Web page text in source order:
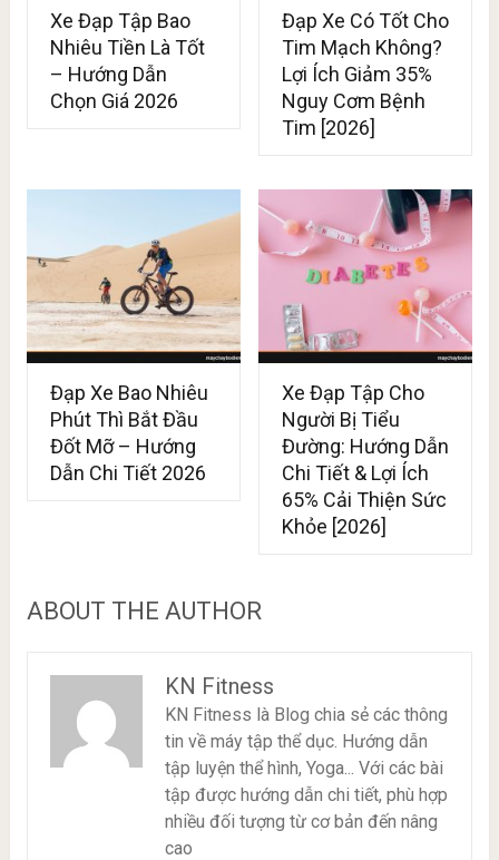
Xe Đạp Tập Bao
Nhiêu Tiền Là Tốt
– Hướng Dẫn
Chọn Giá 2026
Đạp Xe Có Tốt Cho
Tim Mạch Không?
Lợi Ích Giảm 35%
Nguy Cơm Bệnh
Tim [2026]
Đạp Xe Bao Nhiêu
Phút Thì Bắt Đầu
Đốt Mỡ – Hướng
Dẫn Chi Tiết 2026
Xe Đạp Tập Cho
Người Bị Tiểu
Đường: Hướng Dẫn
Chi Tiết & Lợi Ích
65% Cải Thiện Sức
Khỏe [2026]
ABOUT THE AUTHOR
KN Fitness
KN Fitness là Blog chia sẻ các thông
tin về máy tập thể dục. Hướng dẫn
tập luyện thể hình, Yoga... Với các bài
tập được hướng dẫn chi tiết, phù hợp
nhiều đối tượng từ cơ bản đến nâng
cao